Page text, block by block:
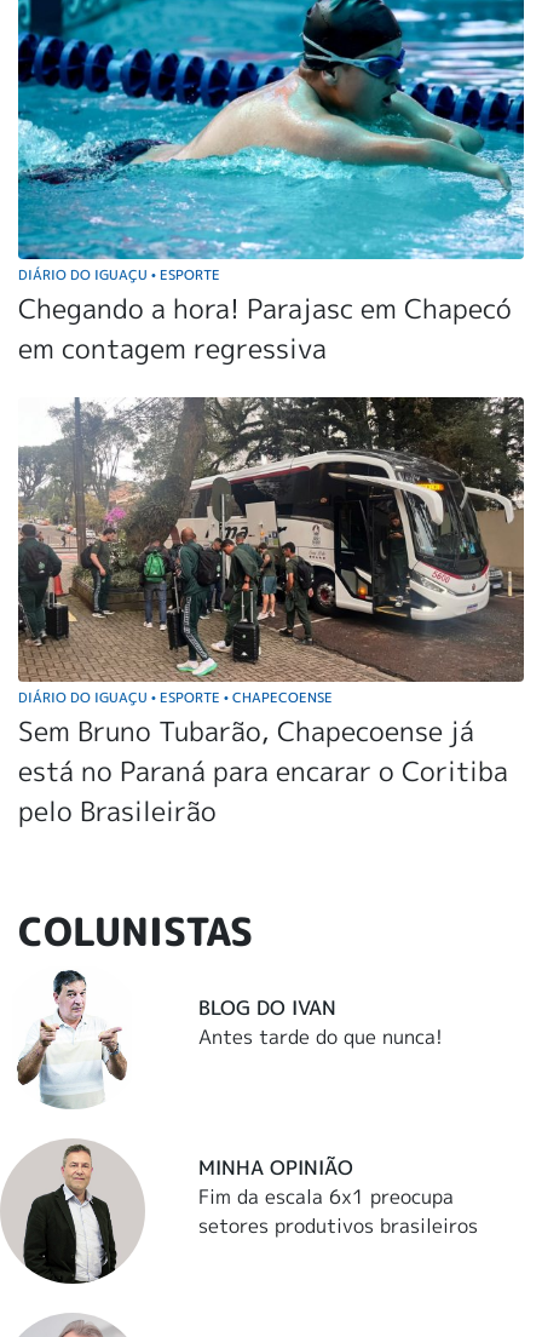
DIÁRIO DO IGUAÇU • ESPORTE
Chegando a hora! Parajasc em Chapecó
em contagem regressiva
DIÁRIO DO IGUAÇU • ESPORTE • CHAPECOENSE
Sem Bruno Tubarão, Chapecoense já
está no Paraná para encarar o Coritiba
pelo Brasileirão
COLUNISTAS
BLOG DO IVAN
Antes tarde do que nunca!
MINHA OPINIÃO
Fim da escala 6x1 preocupa
setores produtivos brasileiros